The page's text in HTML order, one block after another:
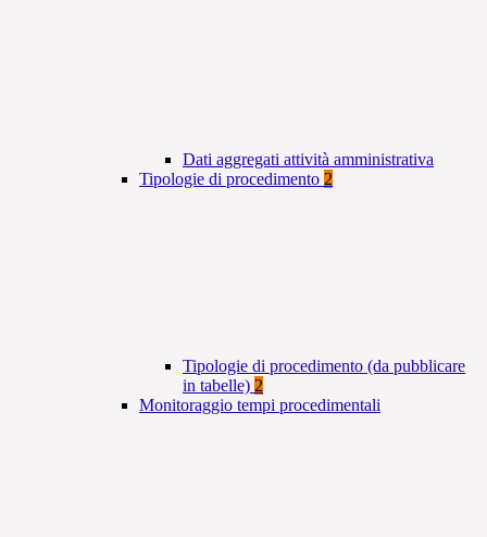
Dati aggregati attività amministrativa
Tipologie di procedimento 2
Tipologie di procedimento (da pubblicare
in tabelle) 2
Monitoraggio tempi procedimentali